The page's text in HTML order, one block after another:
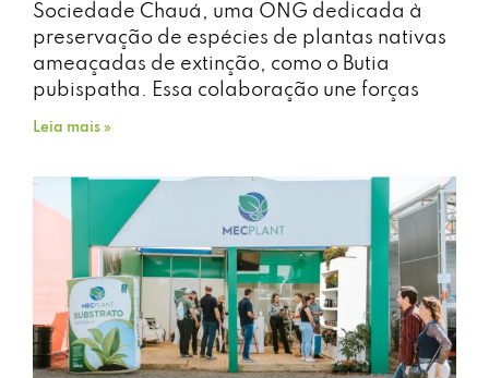
Sociedade Chauá, uma ONG dedicada à
preservação de espécies de plantas nativas
ameaçadas de extinção, como o Butia
pubispatha. Essa colaboração une forças
Leia mais »